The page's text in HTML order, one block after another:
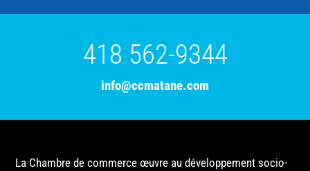
418 562-9344
info@ccmatane.com
La Chambre de commerce œuvre au développement socio-